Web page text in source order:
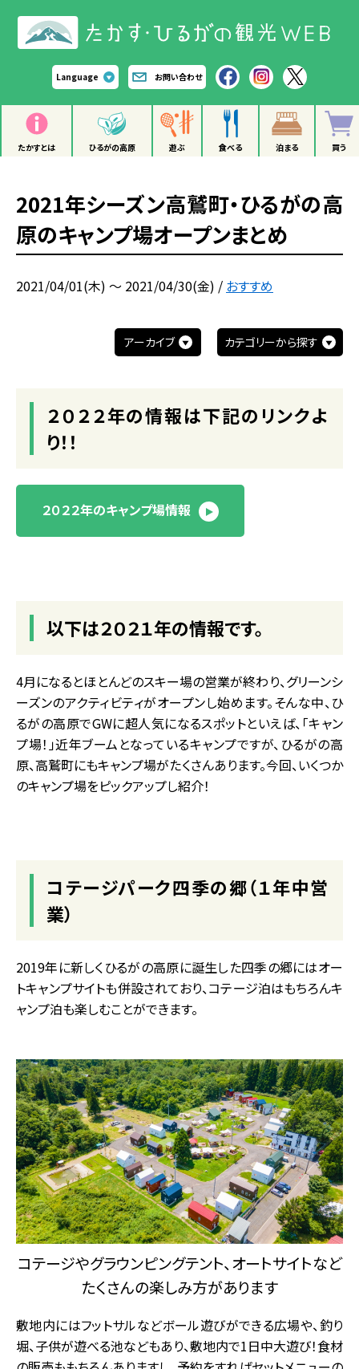
Language お問い合わせ
たかすとは ひるがの高原 遊ぶ 食べる 泊まる 買う
2021年シーズン高鷲町・ひるがの高
原のキャンプ場オープンまとめ
2021/04/01(木) ～ 2021/04/30(金) / おすすめ
アーカイブ カテゴリーから探す
２０２２年の情報は下記のリンクよ
り！！
２０２２年のキャンプ場情報
以下は２０２１年の情報です。
4月になるとほとんどのスキー場の営業が終わり、グリーンシ
ーズンのアクティビティがオープンし始めます。そんな中、ひ
るがの高原でGWに超人気になるスポットといえば、「キャン
プ場！」近年ブームとなっているキャンプですが、ひるがの高
原、高鷲町にもキャンプ場がたくさんあります。今回、いくつか
のキャンプ場をピックアップし紹介！
コテージパーク四季の郷（１年中営
業）
2019年に新しくひるがの高原に誕生した四季の郷にはオー
トキャンプサイトも併設されており、コテージ泊はもちろんキ
ャンプ泊も楽しむことができます。
コテージやグラウンピングテント、オートサイトなど
たくさんの楽しみ方があります
敷地内にはフットサルなどボール遊びができる広場や、釣り
堀、子供が遊べる池などもあり、敷地内で1日中大遊び！食材